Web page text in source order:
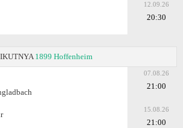
12.09.26
20:30
1899 Hoffenheim
07.08.26
21:00
15.08.26
21:00